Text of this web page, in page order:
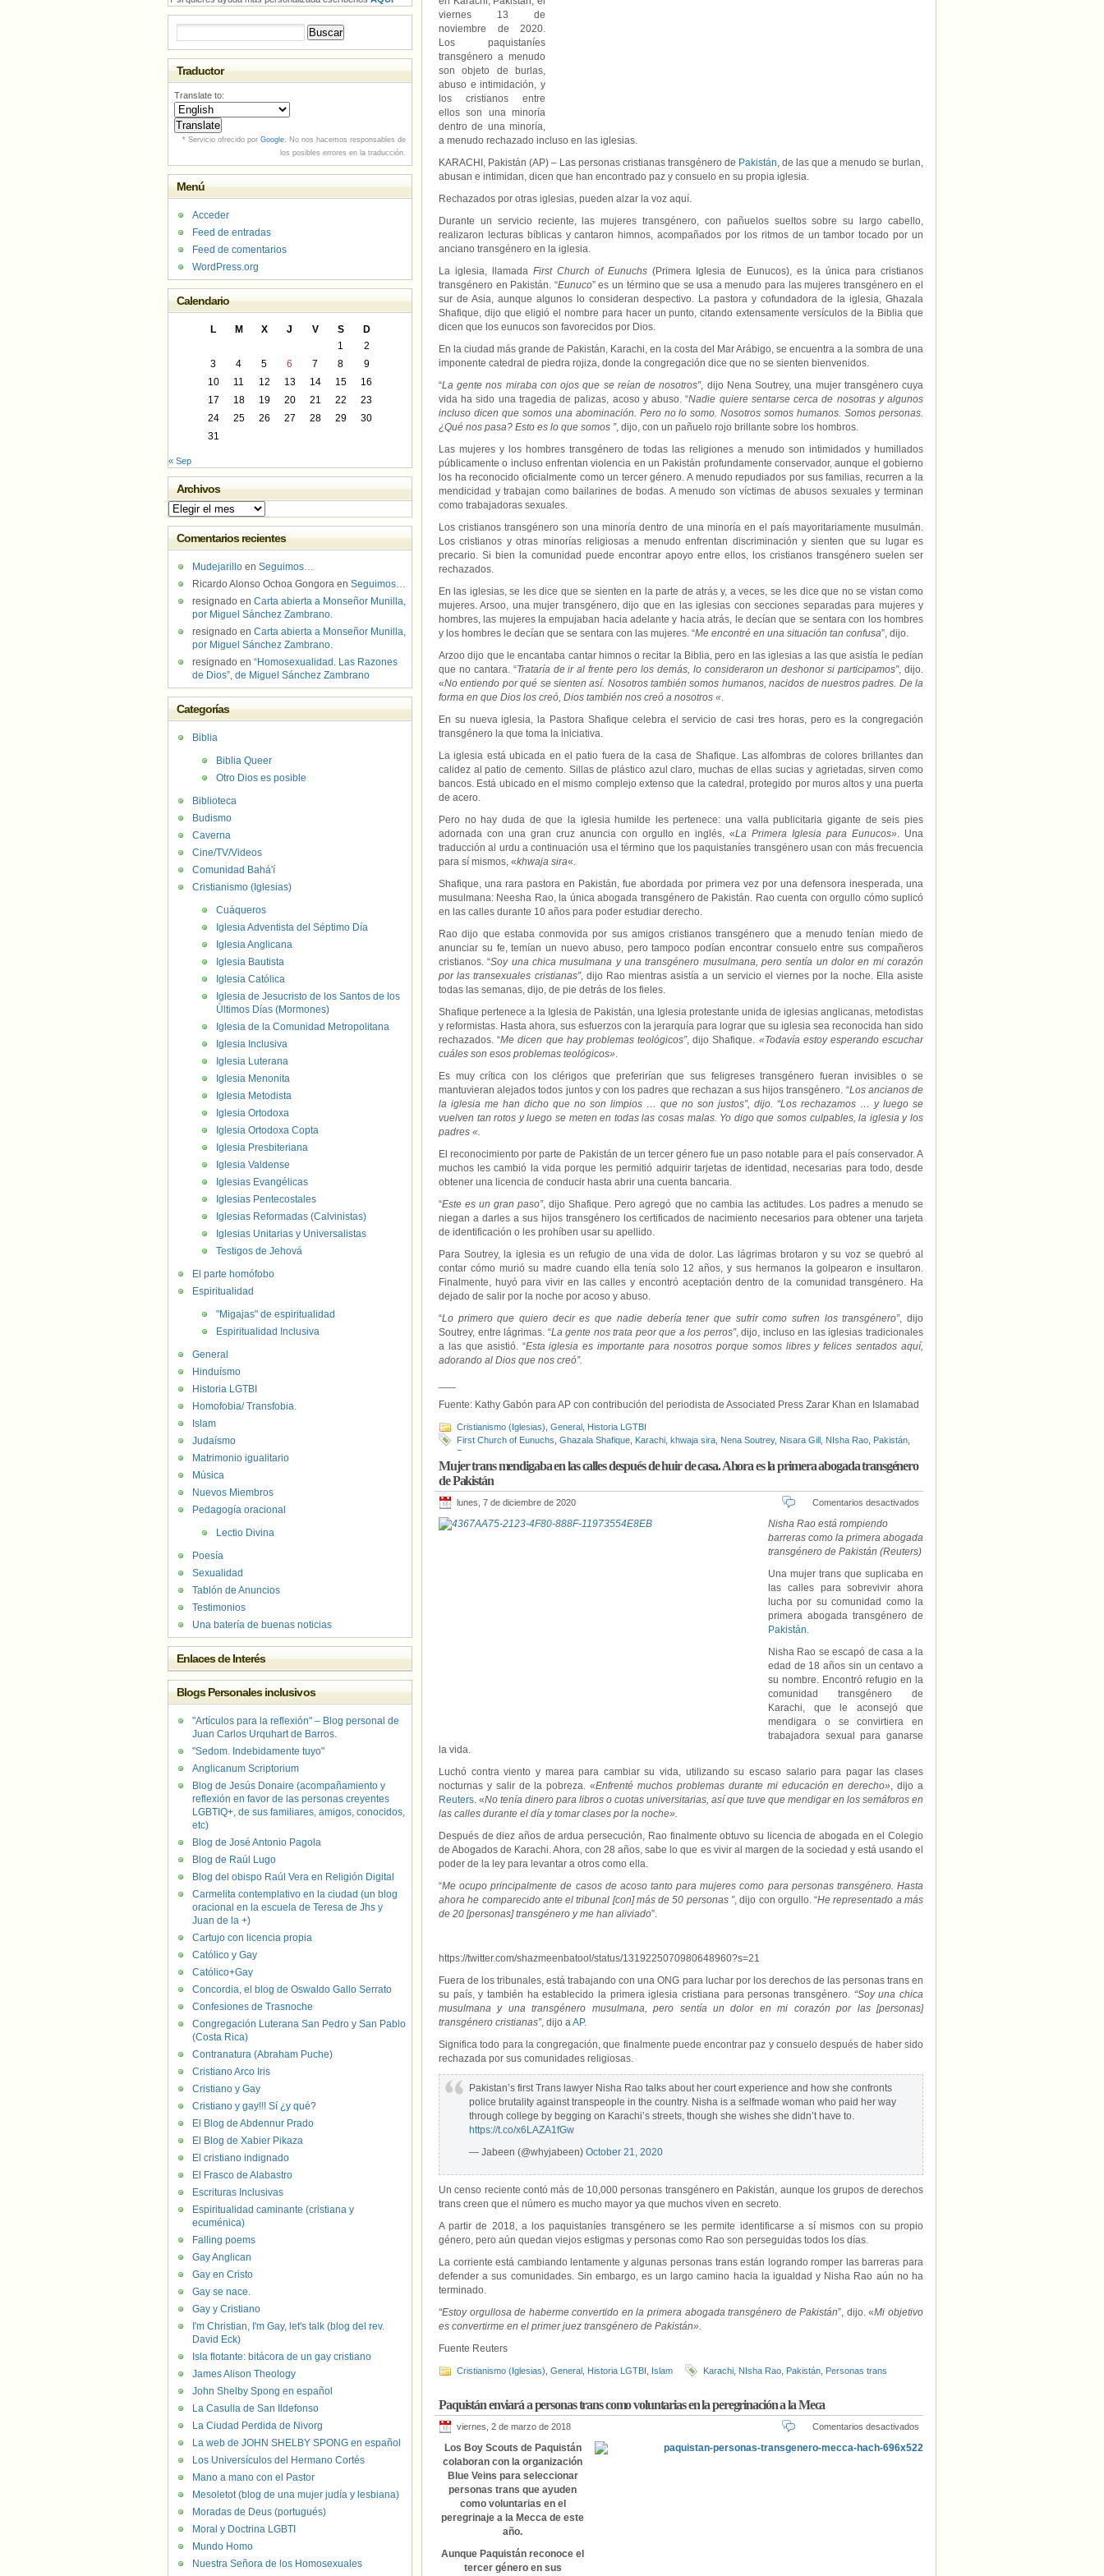
viernes 13 de
noviembre de 2020.
Los paquistaníes
transgénero a menudo
son objeto de burlas,
abuso e intimidación, y
los cristianos entre
ellos son una minoría
dentro de una minoría,
a menudo rechazado incluso en las iglesias.
KARACHI, Pakistán (AP) – Las personas cristianas transgénero de Pakistán, de las que a menudo se burlan,
abusan e intimidan, dicen que han encontrado paz y consuelo en su propia iglesia.
Rechazados por otras iglesias, pueden alzar la voz aquí.
Durante un servicio reciente, las mujeres transgénero, con pañuelos sueltos sobre su largo cabello,
realizaron lecturas bíblicas y cantaron himnos, acompañados por los ritmos de un tambor tocado por un
anciano transgénero en la iglesia.
La iglesia, llamada First Church of Eunuchs (Primera Iglesia de Eunucos), es la única para cristianos
transgénero en Pakistán. “Eunuco” es un término que se usa a menudo para las mujeres transgénero en el
sur de Asia, aunque algunos lo consideran despectivo. La pastora y cofundadora de la iglesia, Ghazala
Shafique, dijo que eligió el nombre para hacer un punto, citando extensamente versículos de la Biblia que
dicen que los eunucos son favorecidos por Dios.
En la ciudad más grande de Pakistán, Karachi, en la costa del Mar Arábigo, se encuentra a la sombra de una
imponente catedral de piedra rojiza, donde la congregación dice que no se sienten bienvenidos.
“La gente nos miraba con ojos que se reían de nosotros”, dijo Nena Soutrey, una mujer transgénero cuya
vida ha sido una tragedia de palizas, acoso y abuso. “Nadie quiere sentarse cerca de nosotras y algunos
incluso dicen que somos una abominación. Pero no lo somo. Nosotros somos humanos. Somos personas.
¿Qué nos pasa? Esto es lo que somos ”, dijo, con un pañuelo rojo brillante sobre los hombros.
Las mujeres y los hombres transgénero de todas las religiones a menudo son intimidados y humillados
públicamente o incluso enfrentan violencia en un Pakistán profundamente conservador, aunque el gobierno
los ha reconocido oficialmente como un tercer género. A menudo repudiados por sus familias, recurren a la
mendicidad y trabajan como bailarines de bodas. A menudo son víctimas de abusos sexuales y terminan
como trabajadoras sexuales.
Los cristianos transgénero son una minoría dentro de una minoría en el país mayoritariamente musulmán.
Los cristianos y otras minorías religiosas a menudo enfrentan discriminación y sienten que su lugar es
precario. Si bien la comunidad puede encontrar apoyo entre ellos, los cristianos transgénero suelen ser
rechazados.
En las iglesias, se les dice que se sienten en la parte de atrás y, a veces, se les dice que no se vistan como
mujeres. Arsoo, una mujer transgénero, dijo que en las iglesias con secciones separadas para mujeres y
hombres, las mujeres la empujaban hacia adelante y hacia atrás, le decían que se sentara con los hombres
y los hombres le decían que se sentara con las mujeres. “Me encontré en una situación tan confusa”, dijo.
Arzoo dijo que le encantaba cantar himnos o recitar la Biblia, pero en las iglesias a las que asistía le pedían
que no cantara. “Trataría de ir al frente pero los demás, lo consideraron un deshonor si participamos”, dijo.
«No entiendo por qué se sienten así. Nosotros también somos humanos, nacidos de nuestros padres. De la
forma en que Dios los creó, Dios también nos creó a nosotros «.
En su nueva iglesia, la Pastora Shafique celebra el servicio de casi tres horas, pero es la congregación
transgénero la que toma la iniciativa.
La iglesia está ubicada en el patio fuera de la casa de Shafique. Las alfombras de colores brillantes dan
calidez al patio de cemento. Sillas de plástico azul claro, muchas de ellas sucias y agrietadas, sirven como
bancos. Está ubicado en el mismo complejo extenso que la catedral, protegido por muros altos y una puerta
de acero.
Pero no hay duda de que la iglesia humilde les pertenece: una valla publicitaria gigante de seis pies
adornada con una gran cruz anuncia con orgullo en inglés, «La Primera Iglesia para Eunucos». Una
traducción al urdu a continuación usa el término que los paquistaníes transgénero usan con más frecuencia
para sí mismos, «khwaja sira«.
Shafique, una rara pastora en Pakistán, fue abordada por primera vez por una defensora inesperada, una
musulmana: Neesha Rao, la única abogada transgénero de Pakistán. Rao cuenta con orgullo cómo suplicó
en las calles durante 10 años para poder estudiar derecho.
Rao dijo que estaba conmovida por sus amigos cristianos transgénero que a menudo tenían miedo de
anunciar su fe, temían un nuevo abuso, pero tampoco podían encontrar consuelo entre sus compañeros
cristianos. “Soy una chica musulmana y una transgénero musulmana, pero sentía un dolor en mi corazón
por las transexuales cristianas”, dijo Rao mientras asistía a un servicio el viernes por la noche. Ella asiste
todas las semanas, dijo, de pie detrás de los fieles.
Shafique pertenece a la Iglesia de Pakistán, una Iglesia protestante unida de iglesias anglicanas, metodistas
y reformistas. Hasta ahora, sus esfuerzos con la jerarquía para lograr que su iglesia sea reconocida han sido
rechazados. “Me dicen que hay problemas teológicos”, dijo Shafique. «Todavía estoy esperando escuchar
cuáles son esos problemas teológicos».
Es muy crítica con los clérigos que preferirían que sus feligreses transgénero fueran invisibles o se
mantuvieran alejados todos juntos y con los padres que rechazan a sus hijos transgénero. “Los ancianos de
la iglesia me han dicho que no son limpios … que no son justos”, dijo. “Los rechazamos … y luego se
vuelven tan rotos y luego se meten en todas las cosas malas. Yo digo que somos culpables, la iglesia y los
padres «.
El reconocimiento por parte de Pakistán de un tercer género fue un paso notable para el país conservador. A
muchos les cambió la vida porque les permitió adquirir tarjetas de identidad, necesarias para todo, desde
obtener una licencia de conducir hasta abrir una cuenta bancaria.
“Este es un gran paso”, dijo Shafique. Pero agregó que no cambia las actitudes. Los padres a menudo se
niegan a darles a sus hijos transgénero los certificados de nacimiento necesarios para obtener una tarjeta
de identificación o les prohíben usar su apellido.
Para Soutrey, la iglesia es un refugio de una vida de dolor. Las lágrimas brotaron y su voz se quebró al
contar cómo murió su madre cuando ella tenía solo 12 años, y sus hermanos la golpearon e insultaron.
Finalmente, huyó para vivir en las calles y encontró aceptación dentro de la comunidad transgénero. Ha
dejado de salir por la noche por acoso y abuso.
“Lo primero que quiero decir es que nadie debería tener que sufrir como sufren los transgénero”, dijo
Soutrey, entre lágrimas. “La gente nos trata peor que a los perros”, dijo, incluso en las iglesias tradicionales
a las que asistió. “Esta iglesia es importante para nosotros porque somos libres y felices sentados aquí,
adorando al Dios que nos creó”.
Fuente: Kathy Gabón para AP con contribución del periodista de Associated Press Zarar Khan en Islamabad
Cristianismo (Iglesias) General Historia LGTBI
First Church of Eunuchs Ghazala Shafique Karachi khwaja sira Nena Soutrey, Nisara Gill NIsha Rao Pakistán
Personas trans
Mujer trans mendigaba en las calles después de huir de casa. Ahora es la primera abogada transgénero
de Pakistán
lunes, 7 de diciembre de 2020 Comentarios desactivados
Nisha Rao está rompiendo
barreras como la primera abogada
transgénero de Pakistán (Reuters)
Una mujer trans que suplicaba en
las calles para sobrevivir ahora
lucha por su comunidad como la
primera abogada transgénero de
Pakistán.
Nisha Rao se escapó de casa a la
edad de 18 años sin un centavo a
su nombre. Encontró refugio en la
comunidad transgénero de
Karachi, que le aconsejó que
mendigara o se convirtiera en
trabajadora sexual para ganarse
la vida.
Luchó contra viento y marea para cambiar su vida, utilizando su escaso salario para pagar las clases
nocturnas y salir de la pobreza. «Enfrenté muchos problemas durante mi educación en derecho», dijo a
Reuters. «No tenía dinero para libros o cuotas universitarias, así que tuve que mendigar en los semáforos en
las calles durante el día y tomar clases por la noche».
Después de diez años de ardua persecución, Rao finalmente obtuvo su licencia de abogada en el Colegio
de Abogados de Karachi. Ahora, con 28 años, sabe lo que es vivir al margen de la sociedad y está usando el
poder de la ley para levantar a otros como ella.
“Me ocupo principalmente de casos de acoso tanto para mujeres como para personas transgénero. Hasta
ahora he comparecido ante el tribunal [con] más de 50 personas ”, dijo con orgullo. “He representado a más
de 20 [personas] transgénero y me han aliviado”.
https://twitter.com/shazmeenbatool/status/1319225070980648960?s=21
Fuera de los tribunales, está trabajando con una ONG para luchar por los derechos de las personas trans en
su país, y también ha establecido la primera iglesia cristiana para personas transgénero. “Soy una chica
musulmana y una transgénero musulmana, pero sentía un dolor en mi corazón por las [personas]
transgénero cristianas”, dijo aAP.
Significa todo para la congregación, que finalmente puede encontrar paz y consuelo después de haber sido
rechazada por sus comunidades religiosas.
Pakistan’s first Trans lawyer Nisha Rao talks about her court experience and how she confronts
police brutality against transpeople in the country. Nisha is a selfmade woman who paid her way
through college by begging on Karachi’s streets, though she wishes she didn’t have to.
https://t.co/x6LAZA1fGw
— Jabeen (@whyjabeen) October 21, 2020
Un censo reciente contó más de 10,000 personas transgénero en Pakistán, aunque los grupos de derechos
trans creen que el número es mucho mayor ya que muchos viven en secreto.
A partir de 2018, a los paquistaníes transgénero se les permite identificarse a sí mismos con su propio
género, pero aún quedan viejos estigmas y personas como Rao son perseguidas todos los días.
La corriente está cambiando lentamente y algunas personas trans están logrando romper las barreras para
defender a sus comunidades. Sin embargo, es un largo camino hacia la igualdad y Nisha Rao aún no ha
terminado.
“Estoy orgullosa de haberme convertido en la primera abogada transgénero de Pakistán”, dijo. «Mi objetivo
es convertirme en el primer juez transgénero de Pakistán».
Fuente Reuters
Cristianismo (Iglesias) General Historia LGTBI Islam Karachi NIsha Rao Pakistán Personas trans
Paquistán enviará a personas trans como voluntarias en la peregrinación a la Meca
viernes, 2 de marzo de 2018 Comentarios desactivados
Los Boy Scouts de Paquistán
colaboran con la organización
Blue Veins para seleccionar
personas trans que ayuden
como voluntarias en el
peregrinaje a la Mecca de este
año.
Aunque Paquistán reconoce el
tercer género en sus
Traductor
Translate to:
* Servicio ofrecido por Google. No nos hacemos responsables de
los posibles errores en la traducción.
Menú
Acceder
Feed de entradas
Feed de comentarios
WordPress.org
Calendario
L M X J V S
D
1
2
3
4 5 6 7 8
9
10
11 12 13 14 15
16
17
18 19 20 21 22
23
24
25 26 27 28 29
30
31
« Sep
Archivos
Archivos
Comentarios recientes
Mudejarillo en Seguimos…
Ricardo Alonso Ochoa Gongora en Seguimos…
resignado en Carta abierta a Monseñor Munilla,
por Miguel Sánchez Zambrano.
resignado en Carta abierta a Monseñor Munilla,
por Miguel Sánchez Zambrano.
resignado en “Homosexualidad. Las Razones
de Dios”, de Miguel Sánchez Zambrano
Categorías
Biblia
Biblia Queer
Otro Dios es posible
Biblioteca
Budismo
Caverna
Cine/TV/Videos
Comunidad Bahá'í
Cristianismo (Iglesias)
Cuáqueros
Iglesia Adventista del Séptimo Día
Iglesia Anglicana
Iglesia Bautista
Iglesia Católica
Iglesia de Jesucristo de los Santos de los
Últimos Días (Mormones)
Iglesia de la Comunidad Metropolitana
Iglesia Inclusiva
Iglesia Luterana
Iglesia Menonita
Iglesia Metodista
Iglesia Ortodoxa
Iglesia Ortodoxa Copta
Iglesia Presbiteriana
Iglesia Valdense
Iglesias Evangélicas
Iglesias Pentecostales
Iglesias Reformadas (Calvinistas)
Iglesias Unitarias y Universalistas
Testigos de Jehová
El parte homófobo
Espiritualidad
"Migajas" de espiritualidad
Espiritualidad Inclusiva
General
Hinduísmo
Historia LGTBI
Homofobia/ Transfobia.
Islam
Judaísmo
Matrimonio igualitario
Música
Nuevos Miembros
Pedagogía oracional
Lectio Divina
Poesía
Sexualidad
Tablón de Anuncios
Testimonios
Una batería de buenas noticias
Enlaces de Interés
Blogs Personales inclusivos
"Artículos para la reflexión" – Blog personal de
Juan Carlos Urquhart de Barros.
"Sedom. Indebidamente tuyo"
Anglicanum Scriptorium
Blog de Jesús Donaire (acompañamiento y
reflexión en favor de las personas creyentes
LGBTIQ+, de sus familiares, amigos, conocidos,
etc)
Blog de José Antonio Pagola
Blog de Raúl Lugo
Blog del obispo Raúl Vera en Religión Digital
Carmelita contemplativo en la ciudad (un blog
oracional en la escuela de Teresa de Jhs y
Juan de la +)
Cartujo con licencia propia
Católico y Gay
Católico+Gay
Concordia, el blog de Oswaldo Gallo Serrato
Confesiones de Trasnoche
Congregación Luterana San Pedro y San Pablo
(Costa Rica)
Contranatura (Abraham Puche)
Cristiano Arco Iris
Cristiano y Gay
Cristiano y gay!!! Sí ¿y qué?
El Blog de Abdennur Prado
El Blog de Xabier Pikaza
El cristiano indignado
El Frasco de Alabastro
Escrituras Inclusivas
Espiritualidad caminante (cristiana y
ecuménica)
Falling poems
Gay Anglican
Gay en Cristo
Gay se nace.
Gay y Cristiano
I'm Christian, I'm Gay, let's talk (blog del rev.
David Eck)
Isla flotante: bitácora de un gay cristiano
James Alison Theology
John Shelby Spong en español
La Casulla de San Ildefonso
La Ciudad Perdida de Nivorg
La web de JOHN SHELBY SPONG en español
Los Universículos del Hermano Cortés
Mano a mano con el Pastor
Mesoletot (blog de una mujer judía y lesbiana)
Moradas de Deus (portugués)
Moral y Doctrina LGBTI
Mundo Homo
Nuestra Señora de los Homosexuales